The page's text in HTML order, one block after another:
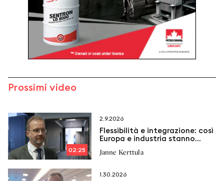
Prossimi video
02:25
2.9.2026
Flessibilità e integrazione: così
Europa e industria stanno
energetico
Janne Kerttula
1.30.2026